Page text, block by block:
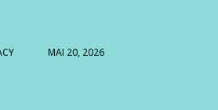
MAI 20, 2026